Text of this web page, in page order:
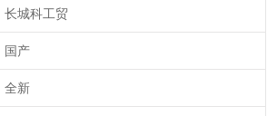
长城科工贸
国产
全新